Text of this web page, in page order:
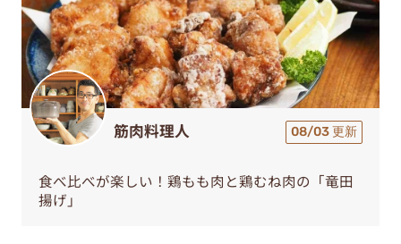
筋肉料理人 08/03 更新
食べ比べが楽しい！鶏もも肉と鶏むね肉の「竜田
揚げ」